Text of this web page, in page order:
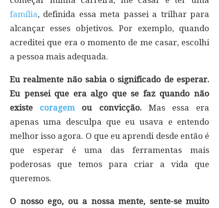
família, definida essa meta passei a trilhar para
alcançar esses objetivos. Por exemplo, quando
acreditei que era o momento de me casar, escolhi
a pessoa mais adequada.
Eu realmente não sabia o significado de esperar.
Eu pensei que era algo que se faz quando não
existe coragemou convicção.Mas essa era
apenas uma desculpa que eu usava e entendo
melhor isso agora. O que eu aprendi desde então é
que esperar é uma das ferramentas mais
poderosas que temos para criar a vida que
queremos.
O nosso ego, ou a nossa mente, sente-se muito